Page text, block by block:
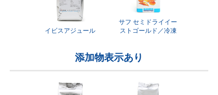
イビスアジュール
サフ セミドライイー
ストゴールド／冷凍
添加物表示あり